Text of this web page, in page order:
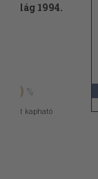
Világ 1994.
50
pont kapható